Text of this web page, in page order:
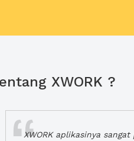
XWORK ?
XWORK aplikasinya